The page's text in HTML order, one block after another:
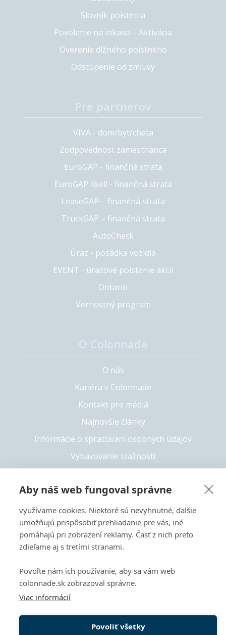
Slovník poistenia
Povolenie na inkaso – Aktivácia
Overenie dlžného poistného
Odstúpenie od zmluvy
VIVA - dom/byt/chata
Zodpovednosť zamestnanca
EuroGAP - finančná strata
EuroGAP Xsell - finančná strata
LeaseGAP – finančná strata
TruckGAP – finančná strata
AutoCheck
Úraz - posádka vozidla
EVENT - úrazové poistenie akcií
Ontario
Vernostný program
O nás
Kariéra v Colonnade
Kontakt pre médiá
Najnovšie články
Informácie o spracúvaní osobných údajov
Vybavovanie sťažností
Solvency II
Prístupnosť
Copyright 2026 © Colonnade
naňZásady ochrany súkromia
Aby náš web fungoval správne
využívame cookies. Niektoré sú nevyhnutné, ďalšie
umožňujú prispôsobiť prehliadanie pre vás, iné
pomáhajú pri zobrazení reklamy. Časť z nich preto
zdieľame aj s tretími stranami.
Povoľte nám ich používanie, aby sa vám web
colonnade.sk zobrazoval správne.
Viac informácií
Povoliť všetky